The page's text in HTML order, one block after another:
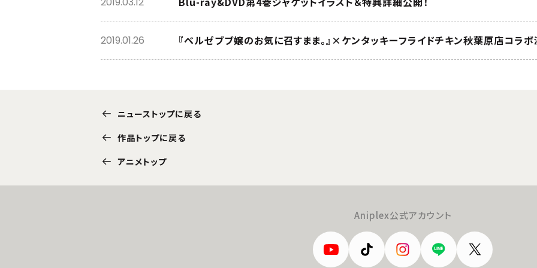
『ベルゼブブ嬢のお気に召すまま。』×ケンタッキーフライドチキン秋葉原店コラボ
2019.01.26
ニューストップに戻る
作品トップに戻る
アニメトップ
Aniplex公式アカウント